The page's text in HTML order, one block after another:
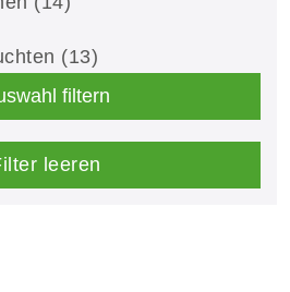
(13)
filtern
leeren